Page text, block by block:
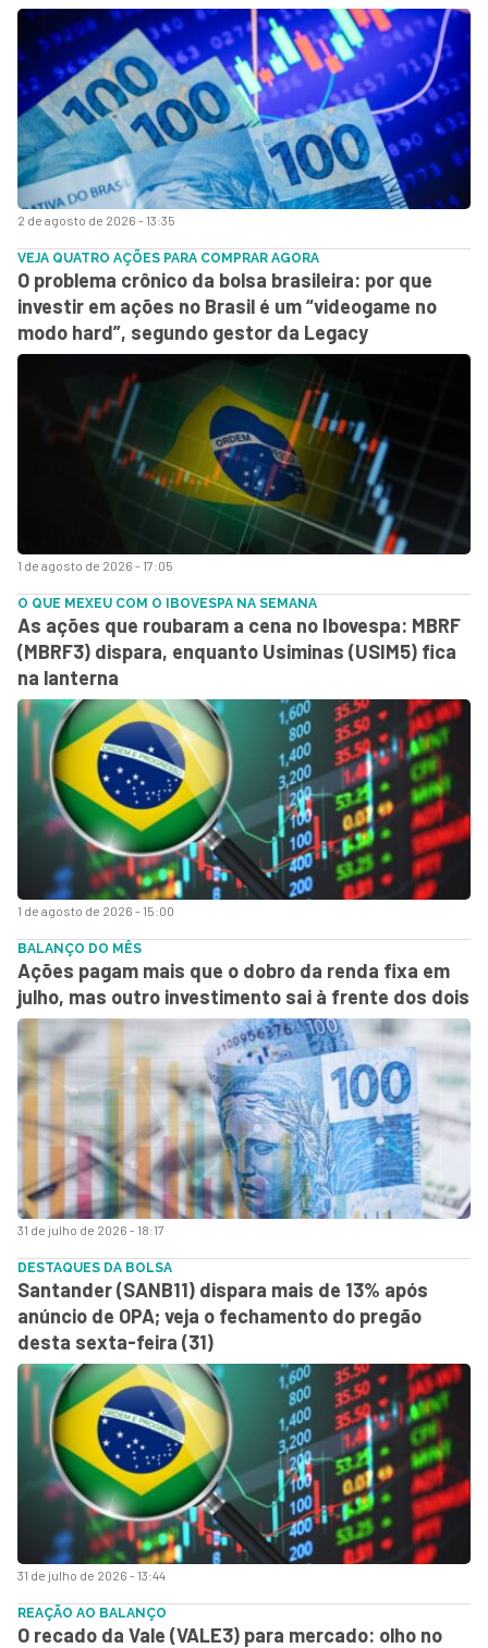
2 de agosto de 2026 - 13:35
1 de agosto de 2026 - 17:05
VEJA QUATRO AÇÕES PARA COMPRAR AGORA
O problema crônico da bolsa brasileira: por que
investir em ações no Brasil é um “videogame no
modo hard”, segundo gestor da Legacy
1 de agosto de 2026 - 15:00
O QUE MEXEU COM O IBOVESPA NA SEMANA
As ações que roubaram a cena no Ibovespa: MBRF
(MBRF3) dispara, enquanto Usiminas (USIM5) fica
na lanterna
31 de julho de 2026 - 18:17
BALANÇO DO MÊS
Ações pagam mais que o dobro da renda fixa em
julho, mas outro investimento sai à frente dos dois
31 de julho de 2026 - 13:44
DESTAQUES DA BOLSA
Santander (SANB11) dispara mais de 13% após
anúncio de OPA; veja o fechamento do pregão
desta sexta-feira (31)
REAÇÃO AO BALANÇO
O recado da Vale (VALE3) para mercado: olho no